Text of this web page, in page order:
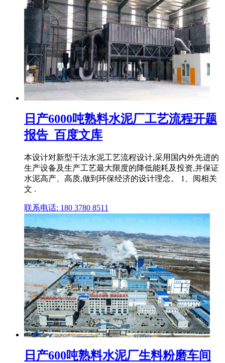
日产6000吨熟料水泥厂工艺流程开题
报告_百度文库
本设计对新型干法水泥工艺流程设计,采用国内外先进的
生产设备及生产工艺最大限度的降低能耗及投资,并保证
水泥高产、高质,做到环保经济的设计理念。 1、阅相关
文 .
联系电话: 180 3780 8511
日产600吨熟料水泥厂生料粉磨车间